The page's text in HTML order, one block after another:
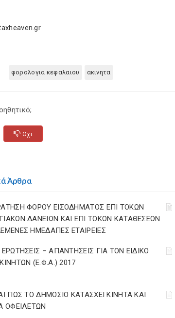
φορολογια κεφαλαιου ακινητα
Οχι
Άρθρα
ΦΟΡΟΥ ΕΙΣΟΔΗΜΑΤΟΣ ΕΠΙ ΤΟΚΩΝ
ΔΑΝΕΙΩΝ ΚΑΙ ΕΠΙ ΤΟΚΩΝ ΚΑΤΑΘΕΣΕΩΝ
ΗΜΕΔΑΠΕΣ ΕΤΑΙΡΕΙΕΣ
– ΑΠΑΝΤΗΣΕΙΣ ΓΙΑ ΤΟΝ ΕΙΔΙΚΟ
(Ε.Φ.Α.) 2017
ΠΩΣ ΤΟ ΔΗΜΟΣΙΟ ΚΑΤΑΣΧΕΙ ΚΙΝΗΤΑ ΚΑΙ
ΟΦΕΙΛΕΤΩΝ